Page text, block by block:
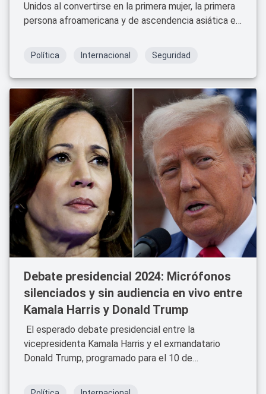
Unidos al convertirse en la primera mujer, la primera
persona afroamericana y de ascendencia asiática en
política, llena de hitos y logros, ha sido ejemplo de
perseverancia, habilidad y visión de futuro.
Política Internacional Seguridad
Debate presidencial 2024: Micrófonos
silenciados y sin audiencia en vivo entre
Kamala Harris y Donald Trump
El esperado debate presidencial entre la
vicepresidenta Kamala Harris y el exmandatario
Donald Trump, programado para el 10 de
para mejorar el orden y la fluidez de la discusión.